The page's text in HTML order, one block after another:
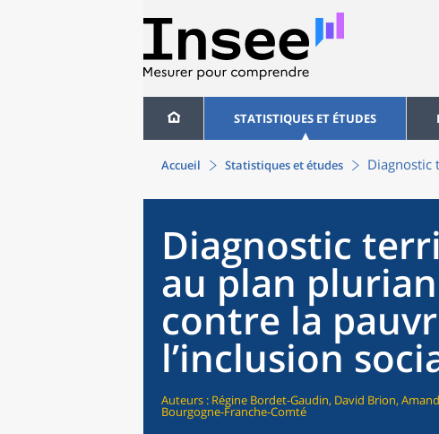
STATISTIQUES ET ÉTUDES
Accueil Statistiques et études Diagnostic
Diagnostic
au plan
contre la
l’inclusion
Auteurs : Régine Bordet-Gaudin, David Brion,
Bourgogne-Franche-Comté